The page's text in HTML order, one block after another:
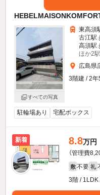
すべての写真
東高須
古江駅
高須駅
ほか2駅
広島県
3階建 / 2年
駐輪場あり 宅配ボックス
新着 8.8万円
（管理費
敷 不要 礼
3階 / 1LDK